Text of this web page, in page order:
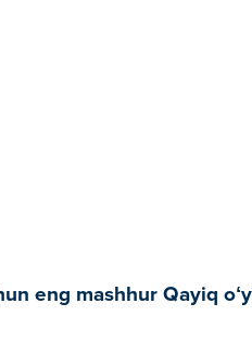
eng mashhur Qayiq